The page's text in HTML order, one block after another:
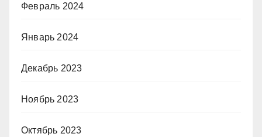
Февраль 2024
Январь 2024
Декабрь 2023
Ноябрь 2023
Октябрь 2023